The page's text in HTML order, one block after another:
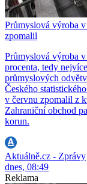
Průmyslová výroba
zpomalil
Průmyslová výroba
procenta, tedy
průmyslových
Českého
v červnu zpomalil z
Zahraniční obchod
korun.
Aktuálně.cz - Zprávy
dnes, 08:49
Reklama